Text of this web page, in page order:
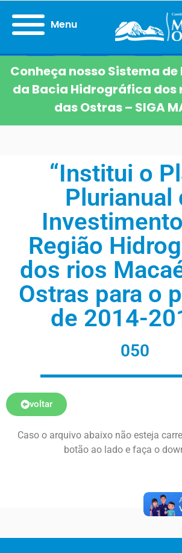
Menu
Conheça nosso Sistema
da Bacia Hidrográfica dos
das Ostras – SIGA
“Institui o
Plurianual
Região
dos rios
Ostras para o
de 2014-
050
voltar
Caso o arquivo abaixo não esteja
botão ao lado e faça o